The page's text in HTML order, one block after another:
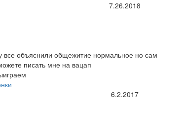
7.26.2018
все объяснили общежитие нормальное но сам
писать мне на вацап
6.2.2017